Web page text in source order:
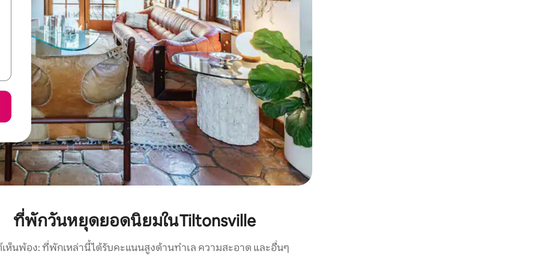
ที่พักวันหยุดยอดนิยมในTiltonsville
เห็นพ้อง: ที่พักเหล่านี้ได้รับคะแนนสูงด้านทำเล ความสะอาด และอื่นๆ